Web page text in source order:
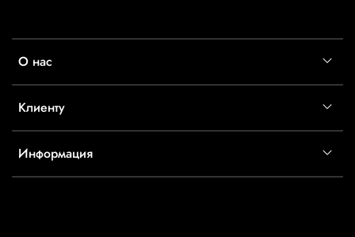
О нас
Клиенту
Информация